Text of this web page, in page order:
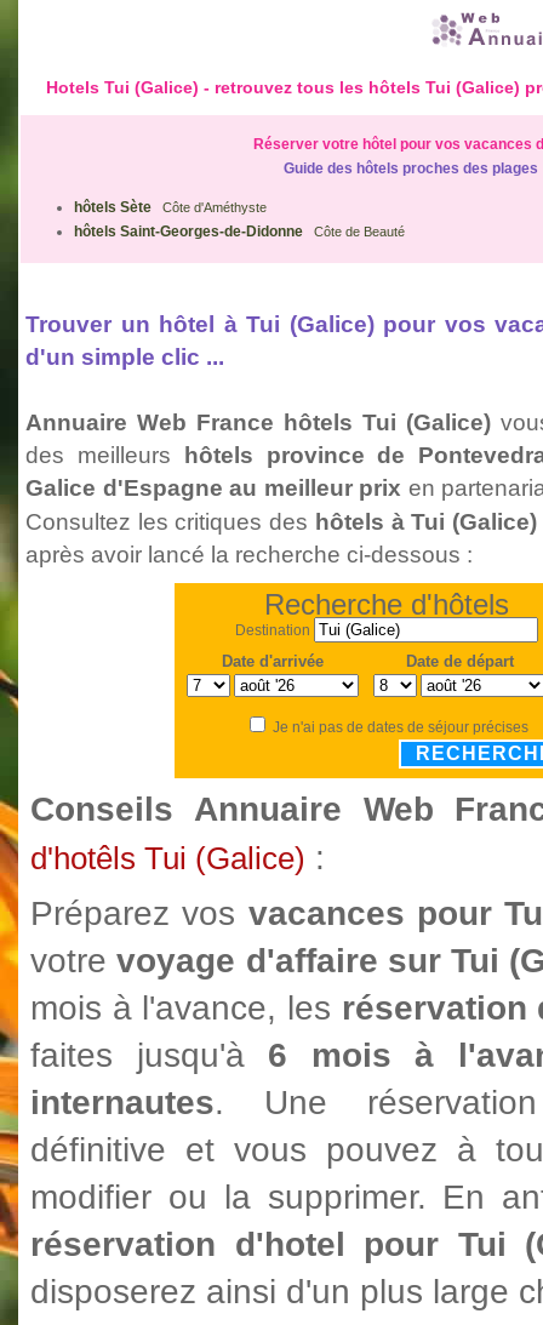
Hotels Tui (Galice) - retrouvez tous les hôtels Tui (Galice)
Réserver votre hôtel pour vos vacances
Guide des hôtels proches des plages
hôtels Sète Côte d'Améthyste
hôtels Saint-Georges-de-Didonne Côte de Beauté
Trouver un hôtel à Tui (Galice) pour vos
d'un simple clic ...
Annuaire Web France hôtels Tui (Galice)
des meilleurs
hôtels province de
Galice d'Espagne au meilleur prix en
Consultez les critiques des hôtels à Tui (Galice)
après avoir lancé la recherche ci-dessous :
Recherche d'hôtels
Destination
Date d'arrivée Date de départ
Je n'ai pas de dates de séjour précises
Conseils Annuaire Web
d'hotêls Tui (Galice) :
Préparez vos vacances pour
votrevoyage d'affaire sur Tui
mois à l'avance, les réservation
faites jusqu'à 6 mois à
internautes. Une
définitive et vous pouvez à
modifier ou la supprimer. En
réservation d'hotel pour Tui
disposerez ainsi d'un plus large